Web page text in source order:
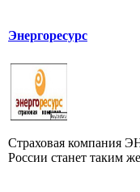
Энергоресурс
Страховая компания
России станет таким